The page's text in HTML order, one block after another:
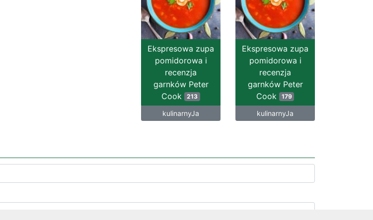
Ekspresowa zupa
pomidorowa i
recenzja
garnków Peter
Cook 213
kulinarnyJa
Ekspresowa zupa
pomidorowa i
recenzja
garnków Peter
Cook
179
kulinarnyJa